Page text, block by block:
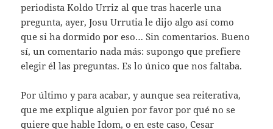
periodista Koldo Urriz al que tras hacerle una
pregunta, ayer, Josu Urrutia le dijo algo así como
que si ha dormido por eso… Sin comentarios. Bueno
sí, un comentario nada más: supongo que prefiere
elegir él las preguntas. Es lo único que nos faltaba.
Por último y para acabar, y aunque sea reiterativa,
que me explique alguien por favor por qué no se
quiere que hable Idom, o en este caso, Cesar